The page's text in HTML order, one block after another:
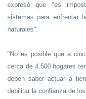
expresó que "es
sistemas para enfrentar
naturales".
"No es posible que a
cerca de 4.500 hogares
deben saber actuar a
debilitar la confianza de